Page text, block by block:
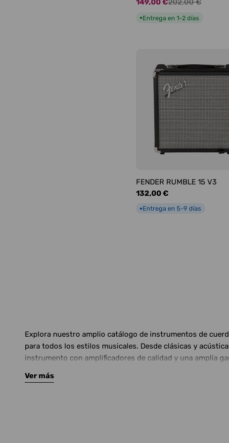
Precio
de
149,00 €
Precio
habitual
202,00 €
●Entrega en 1-2 días
FENDER RUMBLE 15 V3
Precio
132,00 €
●Entrega en 5-9 días
Explora nuestro amplio catálogo de instrumentos de
para todos los estilos musicales. Desde clásicas y
instrumento con amplificadores de calidad y una amplia
Ver más